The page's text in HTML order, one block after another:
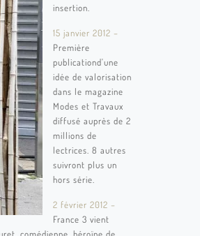
insertion.
15 janvier 2012 –
Première
publicationd'une
idée de valorisation
dans le magazine
Modes et Travaux
diffusé auprès de 2
millions de
lectrices. 8 autres
suivront plus un
hors série.
2 février 2012 –
France 3 vient